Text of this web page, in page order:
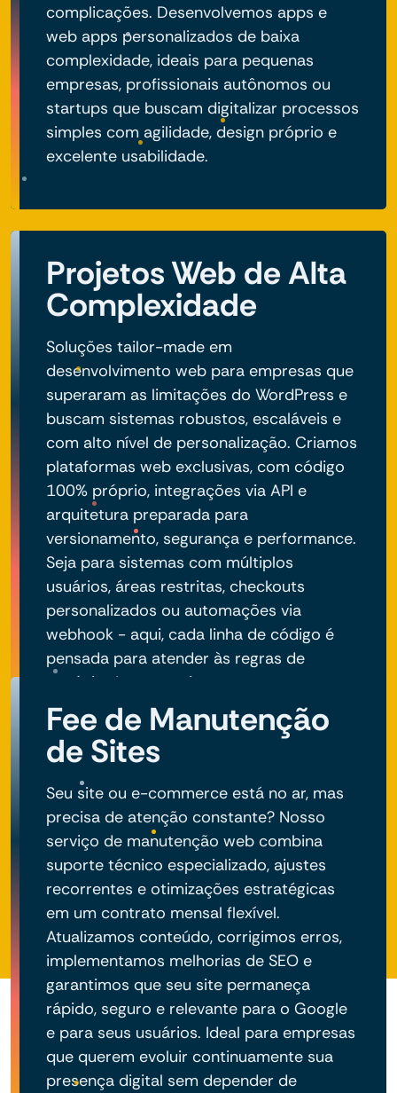
complicações. Desenvolvemos apps e
web apps personalizados de baixa
complexidade, ideais para pequenas
empresas, profissionais autônomos ou
startups que buscam digitalizar processos
simples com agilidade, design próprio e
excelente usabilidade.
Projetos Web de Alta
Complexidade
Soluções tailor-made em
desenvolvimento web para empresas que
superaram as limitações do WordPress e
buscam sistemas robustos, escaláveis e
com alto nível de personalização. Criamos
plataformas web exclusivas, com código
100% próprio, integrações via API e
arquitetura preparada para
versionamento, segurança e performance.
Seja para sistemas com múltiplos
usuários, áreas restritas, checkouts
personalizados ou automações via
webhook - aqui, cada linha de código é
pensada para atender às regras de
negócio do seu projeto.
Fee de Manutenção
de Sites
Seu site ou e-commerce está no ar, mas
precisa de atenção constante? Nosso
serviço de manutenção web combina
suporte técnico especializado, ajustes
recorrentes e otimizações estratégicas
em um contrato mensal flexível.
Atualizamos conteúdo, corrigimos erros,
implementamos melhorias de SEO e
garantimos que seu site permaneça
rápido, seguro e relevante para o Google
e para seus usuários. Ideal para empresas
que querem evoluir continuamente sua
presença digital sem depender de